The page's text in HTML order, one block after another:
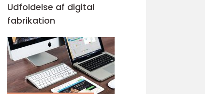
Udfoldelse af digital
fabrikation